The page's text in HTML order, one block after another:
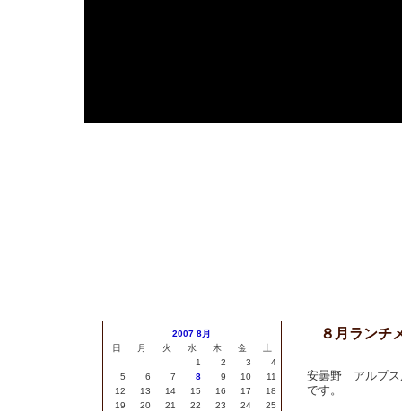
８月ランチ
安曇野 アルプス
です。
2007 8月
日
月 火 水 木 金
土
1
2 3
4
5
6 7 8 9 10
11
12
13 14 15 16 17
18
19
20 21 22 23 24
25